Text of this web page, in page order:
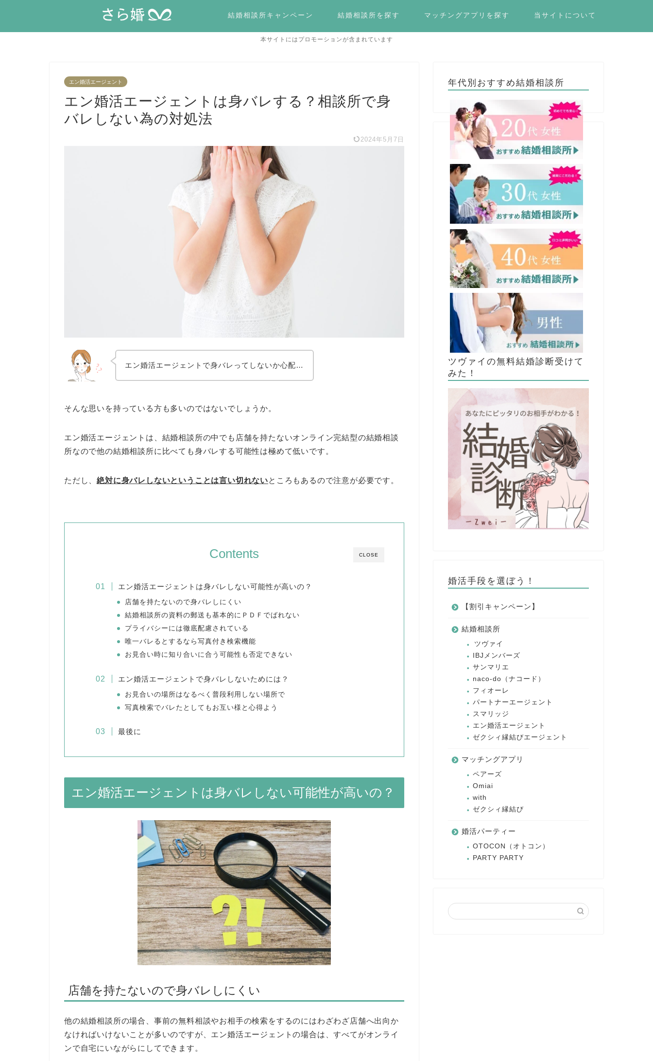
結婚相談所キャンペーン 結婚相談所を探す マッチングアプリを探す 当サイトについて
本サイトにはプロモーションが含まれています
エン婚活エージェント
エン婚活エージェントは身バレする？相談所で身
バレしない為の対処法
2024年5月7日
エン婚活エージェントで身バレってしないか心配…
そんな思いを持っている方も多いのではないでしょうか。
エン婚活エージェントは、結婚相談所の中でも店舗を持たないオンライン完結型の結婚相談
所なので他の結婚相談所に比べても身バレする可能性は極めて低いです。
ただし、絶対に身バレしないということは言い切れないところもあるので注意が必要です。
CLOSE
Contents
エン婚活エージェントは身バレしない可能性が高いの？
店舗を持たないので身バレしにくい
結婚相談所の資料の郵送も基本的にＰＤＦでばれない
プライバシーには徹底配慮されている
唯一バレるとするなら写真付き検索機能
お見合い時に知り合いに合う可能性も否定できない
エン婚活エージェントで身バレしないためには？
お見合いの場所はなるべく普段利用しない場所で
写真検索でバレたとしてもお互い様と心得よう
最後に
エン婚活エージェントは身バレしない可能性が高いの？
店舗を持たないので身バレしにくい
他の結婚相談所の場合、事前の無料相談やお相手の検索をするのにはわざわざ店舗へ出向か
なければいけないことが多いのですが、エン婚活エージェントの場合は、すべてがオンライ
ンで自宅にいながらにしてできます。
年代別おすすめ結婚相談所
ツヴァイの無料結婚診断受けて
みた！
婚活手段を選ぼう！
【割引キャンペーン】
結婚相談所
ツヴァイ
IBJメンバーズ
サンマリエ
naco-do（ナコード）
フィオーレ
パートナーエージェント
スマリッジ
エン婚活エージェント
ゼクシィ縁結びエージェント
マッチングアプリ
ペアーズ
Omiai
with
ゼクシィ縁結び
婚活パーティー
OTOCON（オトコン）
PARTY PARTY